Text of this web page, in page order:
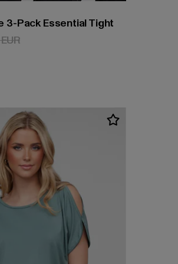
3-Pack Essential Tight
EUR
Aktionspreis: 69,99 EUR